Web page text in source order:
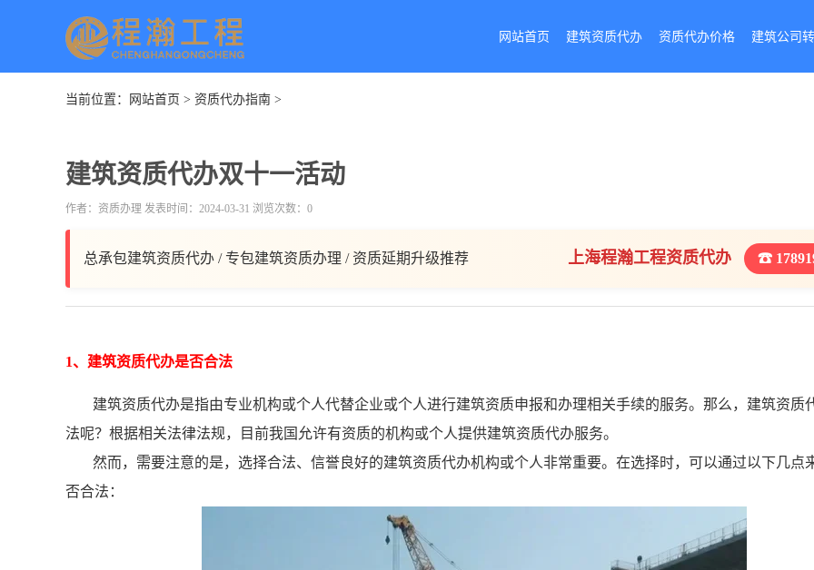
网站首页 建筑资质代办 资质代办价格 建筑公司
当前位置： 网站首页 > 资质代办指南 >
建筑资质代办双十一活动
作者：资质办理 发表时间：2024-03-31 浏览次数：0
总承包建筑资质代办 / 专包建筑资质办理 / 资质延期升级推荐 上海程瀚工程资质代办 ☎
1、建筑资质代办是否合法
建筑资质代办是指由专业机构或个人代替企业或个人进行建筑资质申报和办理相关手续的服务。那么，建筑资质
法呢？根据相关法律法规，目前我国允许有资质的机构或个人提供建筑资质代办服务。
然而，需要注意的是，选择合法、信誉良好的建筑资质代办机构或个人非常重要。在选择时，可以通过以下几点
否合法：